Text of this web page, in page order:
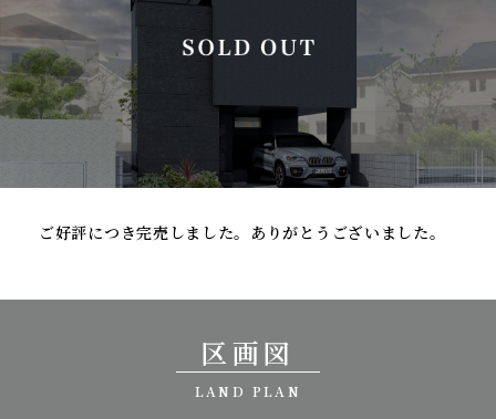
ご好評につき完売しました。ありがとうございました。
区画図
LAND PLAN